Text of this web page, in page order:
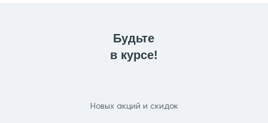
Будьте
в курсе!
Новых акций и скидок